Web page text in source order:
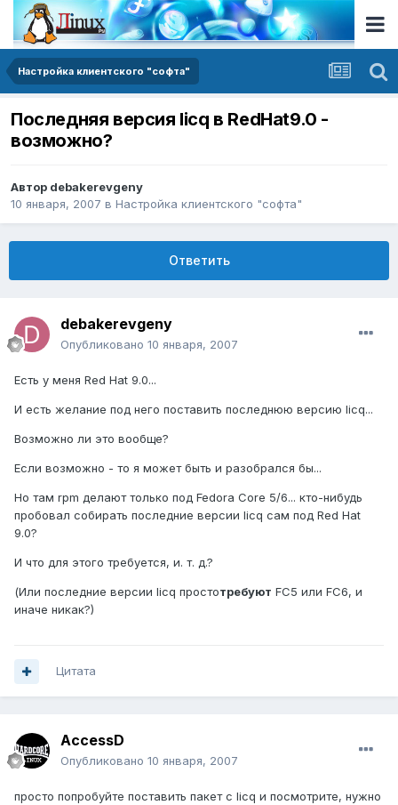
Настройка клиентского "софта"
Последняя версия licq в RedHat9.0 -
возможно?
Автор debakerevgeny
10 января, 2007 в Настройка клиентского "софта"
Ответить
debakerevgeny
Опубликовано 10 января, 2007
Есть у меня Red Hat 9.0...
И есть желание под него поставить последнюю версию licq...
Возможно ли это вообще?
Если возможно - то я может быть и разобрался бы...
Но там rpm делают только под Fedora Core 5/6... кто-нибудь
пробовал собирать последние версии licq сам под Red Hat
9.0?
И что для этого требуется, и. т. д.?
(Или последние версии licq простотребуют FC5 или FC6, и
иначе никак?)
Цитата
AccessD
Опубликовано 10 января, 2007
просто попробуйте поставить пакет с licq и посмотрите, нужно